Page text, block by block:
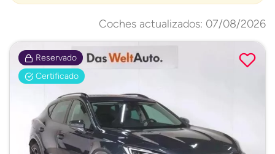
Coches actualizados: 07/08/2026
Reservado
Certificado